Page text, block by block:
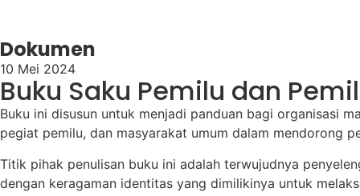
Dokumen
10 Mei 2024
Buku Saku Pemilu dan
Buku ini disusun untuk menjadi panduan bagi organisasi
pegiat pemilu, dan masyarakat umum dalam mendorong
Titik pihak penulisan buku ini adalah terwujudnya
dengan keragaman identitas yang dimilikinya untuk